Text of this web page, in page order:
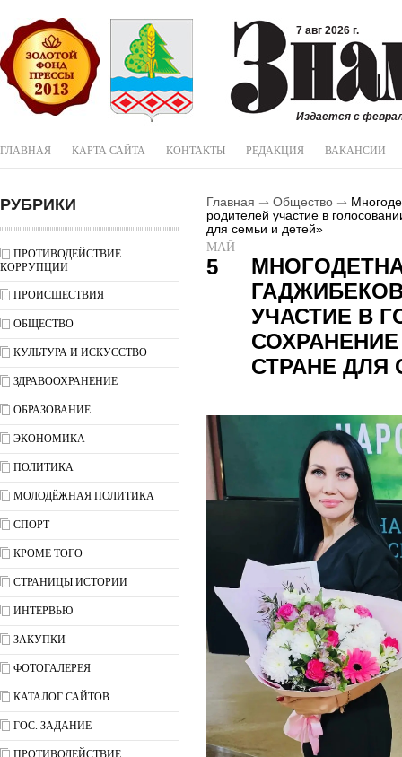
7 авг 2026 г.
Издается с
ГЛАВНАЯ КАРТА САЙТА КОНТАКТЫ РЕДАКЦИЯ ВАКАНСИИ
РУБРИКИ
ПРОТИВОДЕЙСТВИЕ
КОРРУПЦИИ
ПРОИСШЕСТВИЯ
ОБЩЕСТВО
КУЛЬТУРА И ИСКУССТВО
ЗДРАВООХРАНЕНИЕ
ОБРАЗОВАНИЕ
ЭКОНОМИКА
ПОЛИТИКА
МОЛОДЁЖНАЯ ПОЛИТИКА
СПОРТ
КРОМЕ ТОГО
СТРАНИЦЫ ИСТОРИИ
ИНТЕРВЬЮ
ЗАКУПКИ
ФОТОГАЛЕРЕЯ
КАТАЛОГ САЙТОВ
ГОС. ЗАДАНИЕ
ПРОТИВОДЕЙСТВИЕ
Главная Общество
родителей участие в
для семьи и детей»
МАЙ
5
УЧАСТИЕ В
СТРАНЕ ДЛЯ